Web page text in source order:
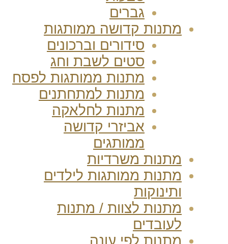
גברים
מתנות קדושה ממותגות
סידורים וברכונים
סטים לשבת וחג
מתנות ממותגות לפסח
מתנות למתחתנים
מתנות לחלאקה
אביזרי קדושה
ממותגים
מתנות משרדיות
מתנות ממותגות לילדים
ותינוקות
מתנות לצוות / מתנות
לעובדים
מתנות לפי עונה